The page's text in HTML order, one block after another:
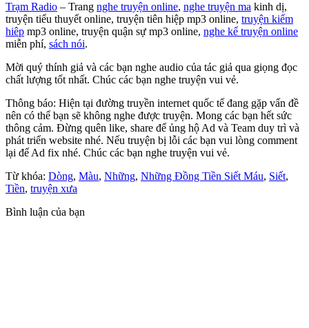
Trạm Radio – Trang nghe truyện online, nghe truyện ma kinh dị,
truyện tiểu thuyết online, truyện tiên hiệp mp3 online, truyện kiếm
hiêp mp3 online, truyện quận sự mp3 online, nghe kể truyện online
miễn phí, sách nói.
Mời quý thính giả và các bạn nghe audio của tác giả qua giọng đọc
chất lượng tốt nhất. Chúc các bạn nghe truyện vui vẻ.
Thông báo: Hiện tại đường truyền internet quốc tế đang gặp vấn đề
nên có thể bạn sẽ không nghe được truyện. Mong các bạn hết sức
thông cảm. Đừng quên like, share để ủng hộ Ad và Team duy trì và
phát triển website nhé. Nếu truyện bị lỗi các bạn vui lòng comment
lại để Ad fix nhé. Chúc các bạn nghe truyện vui vẻ.
Từ khóa: Dòng, Màu, Những, Những Đồng Tiền Siết Máu, Siết,
Tiền, truyện xưa
Bình luận của bạn